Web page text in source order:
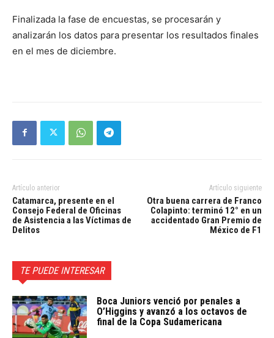
Finalizada la fase de encuestas, se procesarán y
analizarán los datos para presentar los resultados finales
en el mes de diciembre.
Artículo anterior
Catamarca, presente en el
Consejo Federal de Oficinas
de Asistencia a las Víctimas de
Delitos
Artículo siguiente
Otra buena carrera de Franco
Colapinto: terminó 12° en un
accidentado Gran Premio de
México de F1
TE PUEDE INTERESAR
Boca Juniors venció por penales a
O’Higgins y avanzó a los octavos de
final de la Copa Sudamericana